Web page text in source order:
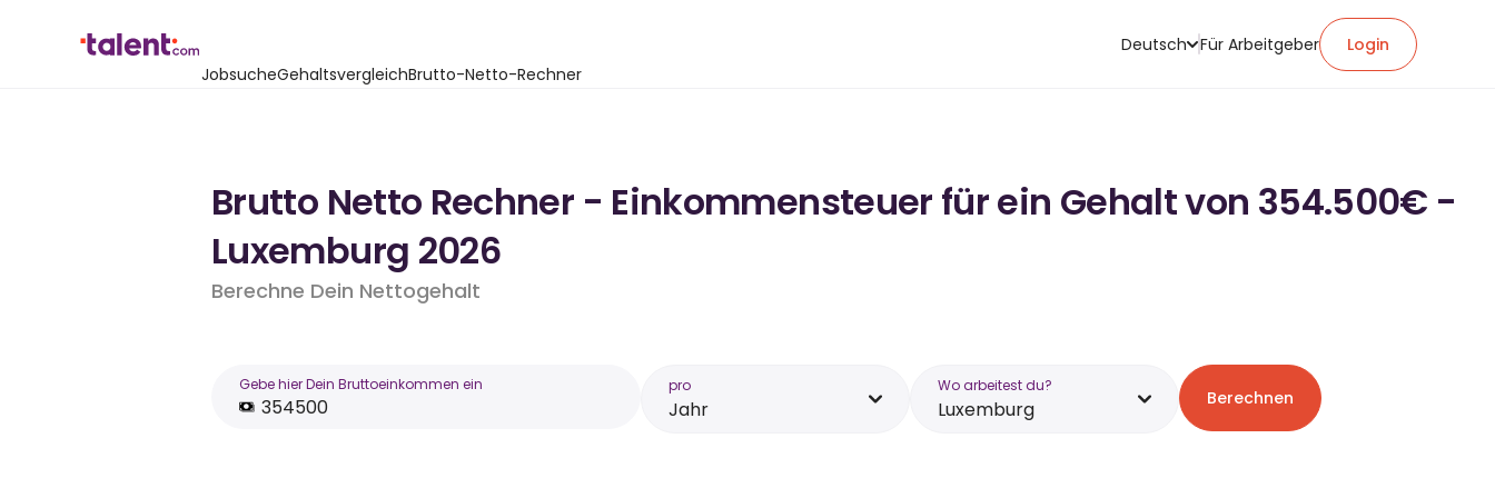
JobsucheGehaltsvergleichBrutto-Netto-Rechner
Deutsch Für Arbeitgeber Login
Brutto Netto Rechner - Einkommensteuer für ein Gehalt von 354.500€ -
Luxemburg 2026
Berechne Dein Nettogehalt
Gebe hier Dein Bruttoeinkommen ein pro
Jahr
Wo arbeitest du?
Luxemburg Berechnen